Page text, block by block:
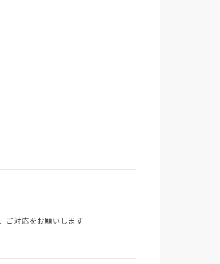
ご対応をお願いします